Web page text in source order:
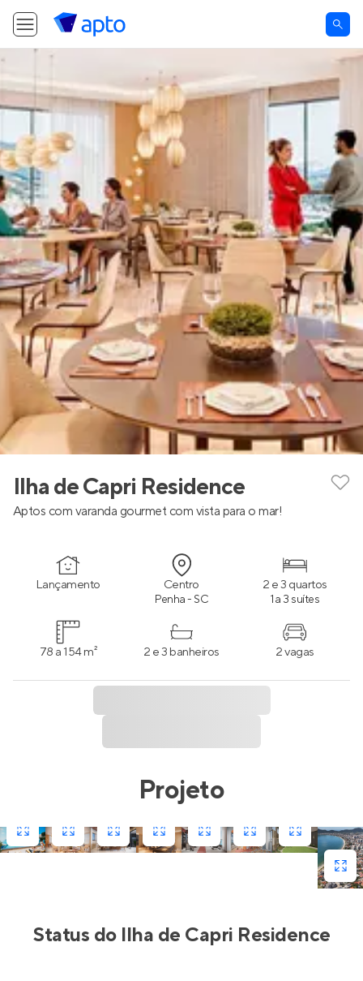
Ilha de Capri Residence
Aptos com varanda gourmet com vista para o mar!
Lançamento Centro
Penha - SC
2 e 3 quartos
1 a 3 suítes
78 a 154 m² 2 e 3 banheiros 2 vagas
Projeto
Status do Ilha de Capri Residence